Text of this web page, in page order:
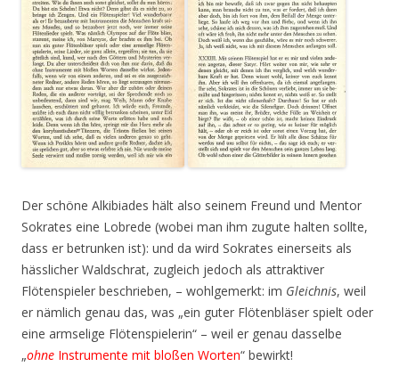
Der schöne Alkibiades hält also seinem Freund und Mentor
Sokrates eine Lobrede (wobei man ihm zugute halten sollte,
dass er betrunken ist): und da wird Sokrates einerseits als
hässlicher Waldschrat, zugleich jedoch als attraktiver
Flötenspieler beschrieben, – wohlgemerkt: im Gleichnis, weil
er nämlich genau das, was „ein guter Flötenbläser spielt oder
eine armselige Flötenspielerin“ – weil er genau dasselbe
„ohne Instrumente mit bloßen Worten“ bewirkt!